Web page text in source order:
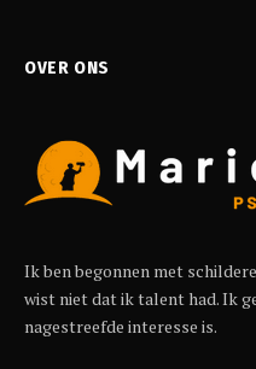
OVER ONS
Ik ben begonnen met
wist niet dat ik talent had. Ik
nagestreefde interesse is.